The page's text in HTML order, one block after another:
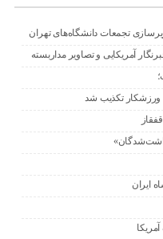
تجمعات دانشگاه‌های تهران
آمریکایی و تصاویر مداربسته
ورزشکار تکذیب شد
ایران